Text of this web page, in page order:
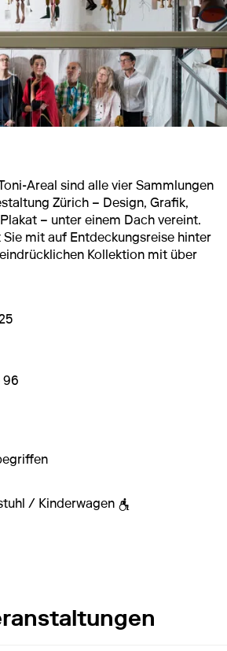
Areal sind alle vier Sammlungen
Zürich – Design, Grafik,
– unter einem Dach vereint.
mit auf Entdeckungsreise hinter
Kollektion mit über
96
Link
/ Kinderwagen